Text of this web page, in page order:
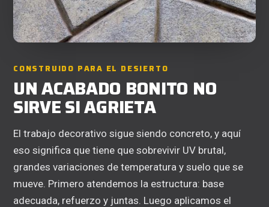
CONSTRUIDO PARA EL DESIERTO
UN ACABADO BONITO NO
SIRVE SI AGRIETA
El trabajo decorativo sigue siendo concreto, y aquí
eso significa que tiene que sobrevivir UV brutal,
grandes variaciones de temperatura y suelo que se
mueve. Primero atendemos la estructura: base
adecuada, refuerzo y juntas. Luego aplicamos el